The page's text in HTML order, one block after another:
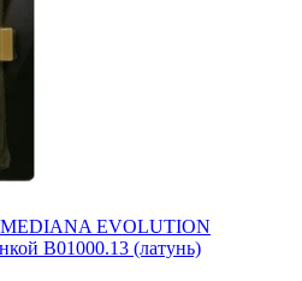
MEDIANA EVOLUTION
B01000.13 (латунь)